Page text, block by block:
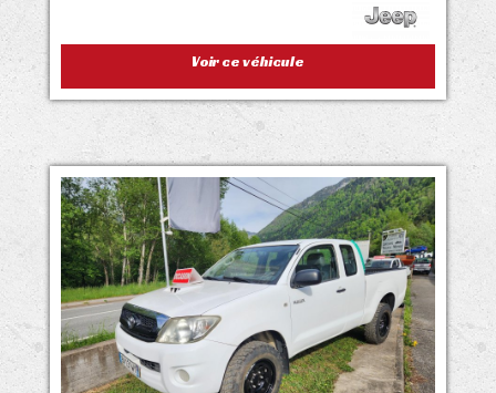
Voir ce véhicule